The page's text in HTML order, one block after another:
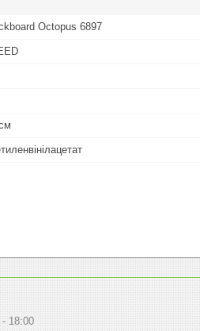
Octopus 6897
18:00